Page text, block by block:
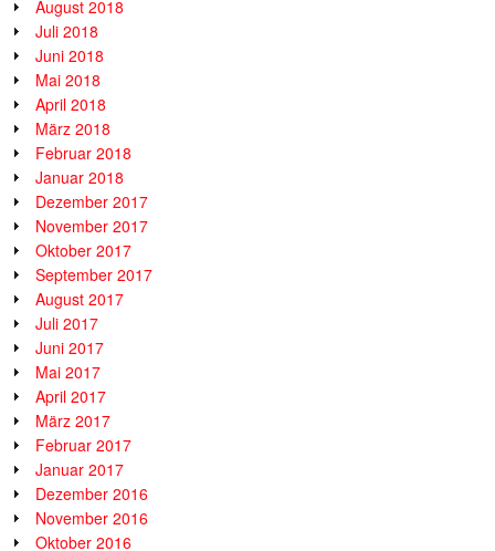
August 2018
Juli 2018
Juni 2018
Mai 2018
April 2018
März 2018
Februar 2018
Januar 2018
Dezember 2017
November 2017
Oktober 2017
September 2017
August 2017
Juli 2017
Juni 2017
Mai 2017
April 2017
März 2017
Februar 2017
Januar 2017
Dezember 2016
November 2016
Oktober 2016